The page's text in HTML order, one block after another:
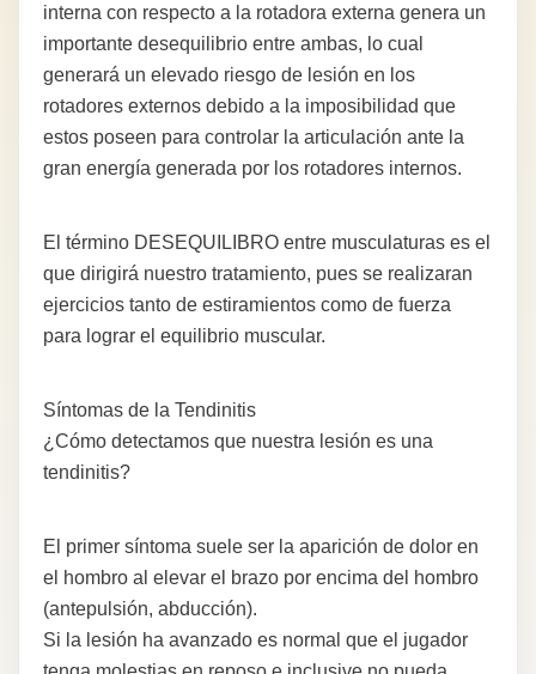
interna con respecto a la rotadora externa genera un
importante desequilibrio entre ambas, lo cual
generará un elevado riesgo de lesión en los
rotadores externos debido a la imposibilidad que
estos poseen para controlar la articulación ante la
gran energía generada por los rotadores internos.
El término DESEQUILIBRO entre musculaturas es el
que dirigirá nuestro tratamiento, pues se realizaran
ejercicios tanto de estiramientos como de fuerza
para lograr el equilibrio muscular.
Síntomas de la Tendinitis
¿Cómo detectamos que nuestra lesión es una
tendinitis?
El primer síntoma suele ser la aparición de dolor en
el hombro al elevar el brazo por encima del hombro
(antepulsión, abducción).
Si la lesión ha avanzado es normal que el jugador